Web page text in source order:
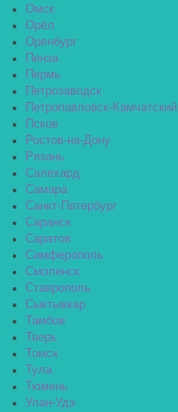
Омск
Орёл
Оренбург
Пенза
Пермь
Петрозаводск
Петропавловск-Камчатский
Псков
Ростов-на-Дону
Рязань
Салехард
Самара
Санкт-Петербург
Саранск
Саратов
Симферополь
Смоленск
Ставрополь
Сыктывкар
Тамбов
Тверь
Томск
Тула
Тюмень
Улан-Удэ